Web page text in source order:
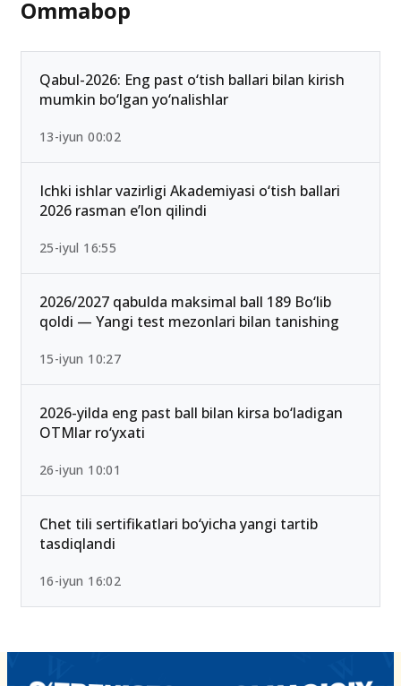
Ommabop
Qabul-2026: Eng past o‘tish ballari bilan kirish
mumkin bo‘lgan yo‘nalishlar
13-iyun 00:02
Ichki ishlar vazirligi Akademiyasi o‘tish ballari
2026 rasman e’lon qilindi
25-iyul 16:55
2026/2027 qabulda maksimal ball 189 Bo‘lib
qoldi — Yangi test mezonlari bilan tanishing
15-iyun 10:27
2026-yilda eng past ball bilan kirsa bo‘ladigan
OTMlar ro‘yxati
26-iyun 10:01
Chet tili sertifikatlari bo‘yicha yangi tartib
tasdiqlandi